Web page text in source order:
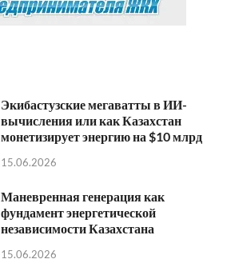
Экибастузские мегаватты в ИИ-
вычисления или как Казахстан
монетизирует энергию на $10 млрд
15.06.2026
Маневренная генерация как
фундамент энергетической
независимости Казахстана
15.06.2026